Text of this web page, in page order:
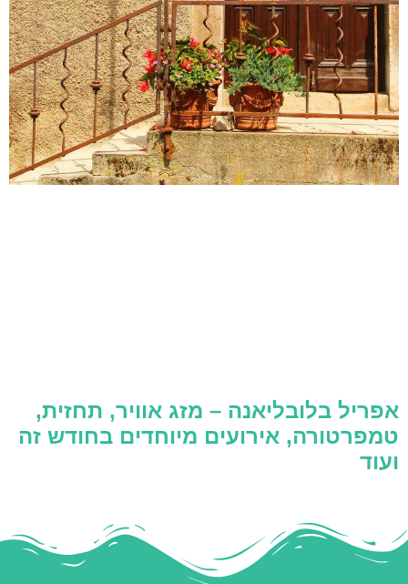
אפריל בלובליאנה – מזג אוויר, תחזית,
טמפרטורה, אירועים מיוחדים בחודש זה
ועוד